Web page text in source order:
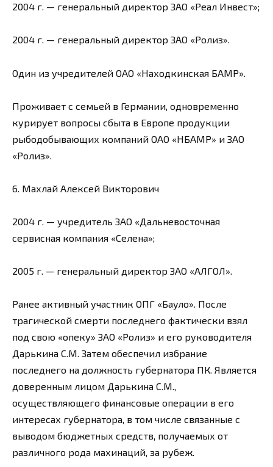
2004 г. — генеральный директор ЗАО «Реал Инвест»;
2004 г. — генеральный директор ЗАО «Ролиз».
Один из учредителей ОАО «Находкинская БАМР».
Проживает с семьей в Германии, одновременно
курирует вопросы сбыта в Европе продукции
рыбодобывающих компаний ОАО «НБАМР» и ЗАО
«Ролиз».
6. Махлай Алексей Викторович
2004 г. — учредитель ЗАО «Дальневосточная
сервисная компания «Селена»;
2005 г. — генеральный директор ЗАО «АЛГОЛ».
Ранее активный участник ОПГ «Бауло». После
трагической смерти последнего фактически взял
под свою «опеку» ЗАО «Ролиз» и его руководителя
Дарькина С.М. Затем обеспечил избрание
последнего на должность губернатора ПК. Является
доверенным лицом Дарькина С.М.,
осуществляющего финансовые операции в его
интересах губернатора, в том числе связанные с
выводом бюджетных средств, получаемых от
различного рода махинаций, за рубеж.